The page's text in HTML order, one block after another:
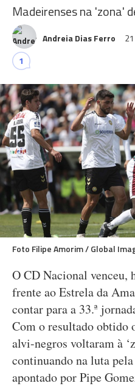
Madeirenses na 'zona'
Andreia Dias Ferro
1
Foto Filipe Amorim / Global
O CD Nacional venceu,
frente ao Estrela da
contar para a 33.ª
Com o resultado obtido
alvi-negros voltaram à
continuando na luta
apontado por Pipe